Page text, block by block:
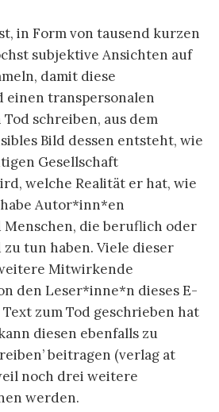
in Form von tausend kurzen
subjektive Ansichten auf
damit diese
einen transpersonalen
schreiben, aus dem
Bild dessen entsteht, wie
Gesellschaft
welche Realität er hat, wie
Autor*inn*en
Menschen, die beruflich oder
tun haben. Viele dieser
Mitwirkende
den Leser*inne*n dieses E-
zum Tod geschrieben hat
diesen ebenfalls zu
beitragen (verlag at
noch drei weitere
werden.